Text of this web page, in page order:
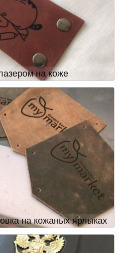
на коже
на кожаных ярлыках